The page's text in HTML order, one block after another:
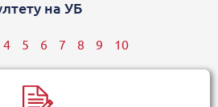
на УБ
4 5 6 7 8 9 10